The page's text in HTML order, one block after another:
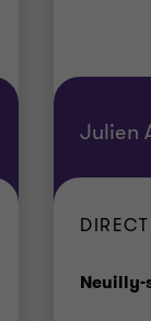
Julien
Neuilly-